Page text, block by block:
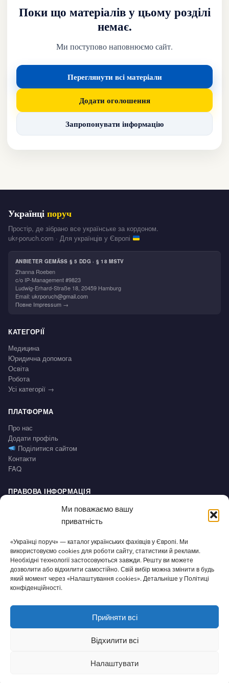
Ми поважаємо вашу
приватність
«Українці поруч» — каталог українських фахівців у Європі. Ми
використовуємо cookies для роботи сайту, статистики й реклами.
Необхідні технології застосовуються завжди. Решту ви можете
дозволити або відхилити самостійно. Свій вибір можна змінити в будь
який момент через «Налаштування cookies». Детальніше у Політиці
конфіденційності.
Прийняти всі
Відхилити всі
Налаштувати
+
Поки що матеріалів у цьому розділі
немає.
Ми поступово наповнюємо сайт.
Переглянути всі матеріали
Додати оголошення
Запропонувати інформацію
Українціпоруч
Простір, де зібрано все українське за кордоном.
ukr-poruch.com · Для українців у Європі
ANBIETER GEMÄSS § 5 DDG · § 18 MSTV
Zhanna Roeben
c/o IP-Management #9823
Ludwig-Erhard-Straße 18, 20459 Hamburg
Email: ukrporuch@gmail.com
Повне Impressum →
КАТЕГОРІЇ
Медицина
Юридична допомога
Освіта
Робота
Усі категорії →
ПЛАТФОРМА
Про нас
Додати профіль
Поділитися сайтом
Контакти
FAQ
ПРАВОВА ІНФОРМАЦІЯ
Політика конфіденційності / Datenschutz
Умови користування / AGB
Право на відмову / Widerrufsbelehrung
СЕРВІС
Доступність
Налаштування cookies
© 2026 Українці поруч · Зроблено з
для нашої спільноти